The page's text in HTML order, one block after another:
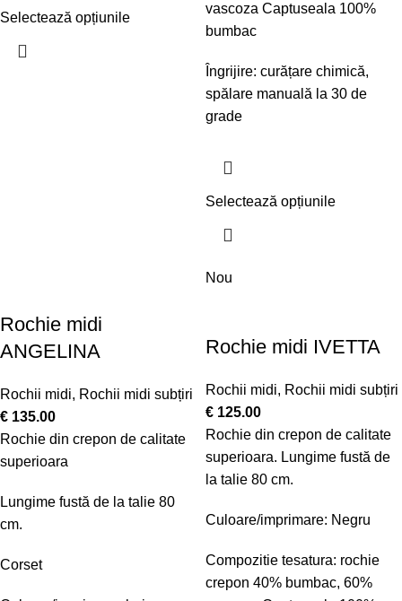
Selectează opțiunile
vascoza Captuseala 100%
bumbac
Îngrijire: curățare chimică,
spălare manuală la 30 de
grade
Selectează opțiunile
Rochie midi
ANGELINA
Rochii midi, Rochii midi subțiri
€ 135.00
Rochie din crepon de calitate
superioara
Lungime fustă de la talie 80
cm.
Corset
Nou
Rochie midi IVETTA
Rochii midi, Rochii midi subțiri
€ 125.00
Rochie din crepon de calitate
superioara. Lungime fustă de
la talie 80 cm.
Culoare/imprimare: Negru
Compozitie tesatura: rochie
crepon 40% bumbac, 60%